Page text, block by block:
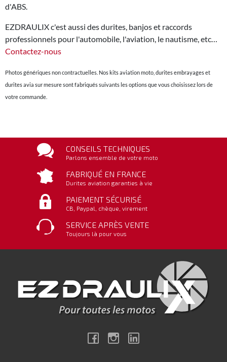
d'ABS.
EZDRAULIX c'est aussi des durites, banjos et raccords
professionnels pour l'automobile, l'aviation, le nautisme, etc…
Contactez-nous
Photos génériques non contractuelles. Nos kits aviation moto, durites embrayages et
durites avia sur mesure sont fabriqués suivants les options que vous choisissez lors de
votre commande.
CONSEILS TECHNIQUES
Parlons ensemble de votre moto
FABRIQUÉ EN FRANCE
Durites aviation garanties à vie
PAIEMENT SÉCURISÉ
CB, Paypal, chèque, virement
SERVICE APRÈS VENTE
Toujours là pour vous
FacebookInstagram